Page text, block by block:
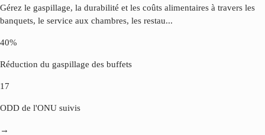
Gérez le gaspillage, la durabilité et les coûts alimentaires à travers les
banquets, le service aux chambres, les restau...
40%
Réduction du gaspillage des buffets
17
ODD de l'ONU suivis
→